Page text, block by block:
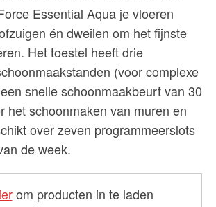
Essential Aqua je vloeren
én dweilen om het fijnste
Het toestel heeft drie
(voor complexe
snelle schoonmaakbeurt van 30
het schoonmaken van muren en
over zeven programmeerslots
de week.
om producten in te laden